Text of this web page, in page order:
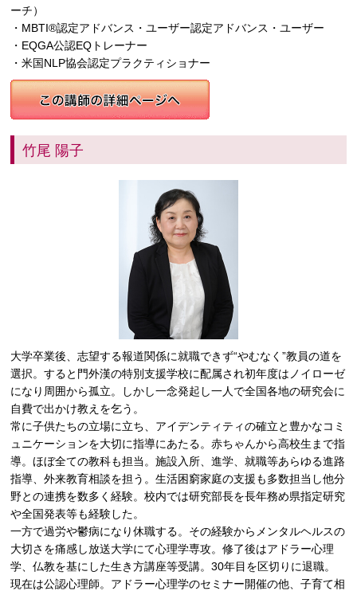
ーチ）
・MBTI®認定アドバンス・ユーザー認定アドバンス・ユーザー
・EQGA公認EQトレーナー
・米国NLP協会認定プラクティショナー
竹尾 陽子
大学卒業後、志望する報道関係に就職できず“やむなく”教員の道を
選択。すると門外漢の特別支援学校に配属され初年度はノイローゼ
になり周囲から孤立。しかし一念発起し一人で全国各地の研究会に
自費で出かけ教えを乞う。
常に子供たちの立場に立ち、アイデンティティの確立と豊かなコミ
ュニケーションを大切に指導にあたる。赤ちゃんから高校生まで指
導。ほぼ全ての教科も担当。施設入所、進学、就職等あらゆる進路
指導、外来教育相談を担う。生活困窮家庭の支援も多数担当し他分
野との連携を数多く経験。校内では研究部長を長年務め県指定研究
や全国発表等も経験した。
一方で過労や鬱病になり休職する。その経験からメンタルヘルスの
大切さを痛感し放送大学にて心理学専攻。修了後はアドラー心理
学、仏教を基にした生き方講座等受講。30年目を区切りに退職。
現在は公認心理師。アドラー心理学のセミナー開催の他、子育て相